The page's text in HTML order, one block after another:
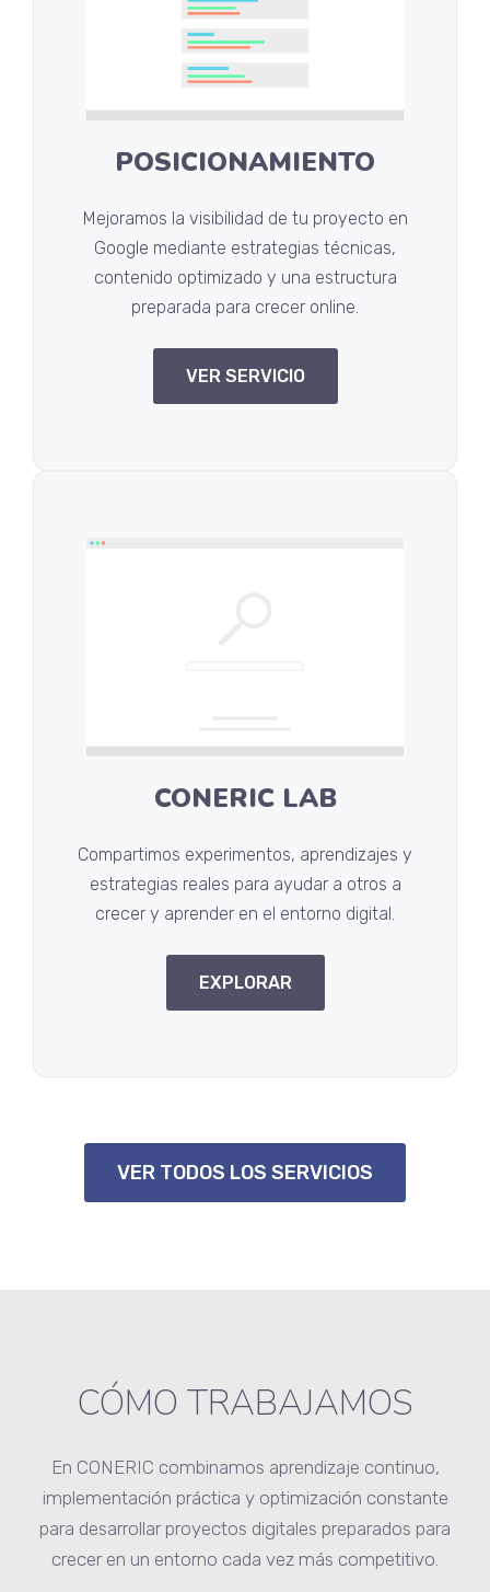
POSICIONAMIENTO
Mejoramos la visibilidad de tu proyecto en
Google mediante estrategias técnicas,
contenido optimizado y una estructura
preparada para crecer online.
VER SERVICIO
CONERIC LAB
Compartimos experimentos, aprendizajes y
estrategias reales para ayudar a otros a
crecer y aprender en el entorno digital.
EXPLORAR
VER TODOS LOS SERVICIOS
CÓMO TRABAJAMOS
En CONERIC combinamos aprendizaje continuo,
implementación práctica y optimización constante
para desarrollar proyectos digitales preparados para
crecer en un entorno cada vez más competitivo.